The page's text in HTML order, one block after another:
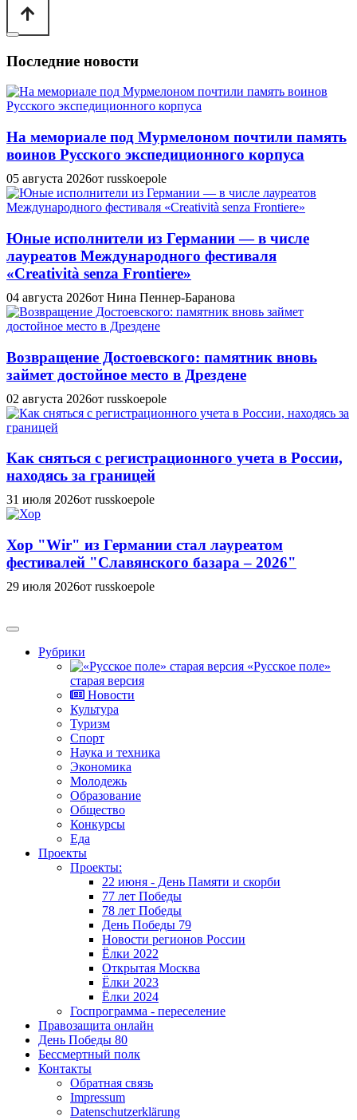
Последние новости
На мемориале под Мурмелоном почтили память
воинов Русского экспедиционного корпуса
05 августа 2026от russkoepole
Юные исполнители из Германии — в числе
лауреатов Международного фестиваля
«Creatività senza Frontiere»
04 августа 2026от Нина Пеннер-Баранова
Возвращение Достоевского: памятник вновь
займет достойное место в Дрездене
02 августа 2026от russkoepole
Как сняться с регистрационного учета в России,
находясь за границей
31 июля 2026от russkoepole
Хор "Wir" из Германии стал лауреатом
фестивалей "Славянского базара – 2026"
29 июля 2026от russkoepole
Рубрики
«Русское поле»
старая версия
Новости
Культура
Туризм
Спорт
Наука и техника
Экономика
Молодежь
Образование
Общество
Конкурсы
Еда
Проекты
Проекты:
22 июня - День Памяти и скорби
77 лет Победы
78 лет Победы
День Победы 79
Новости регионов России
Ёлки 2022
Открытая Москва
Ёлки 2023
Ёлки 2024
Госпрограмма - переселение
Правозащита онлайн
День Победы 80
Бессмертный полк
Контакты
Обратная связь
Impressum
Datenschutzerklärung